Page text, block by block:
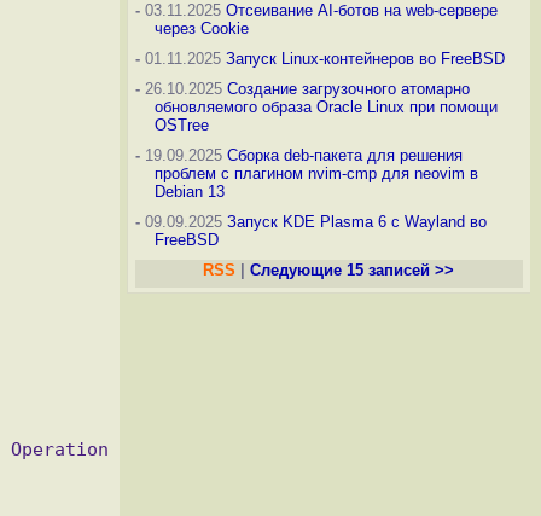
-03.11.2025 Отсеивание AI-ботов на web-сервере
через Cookie
-01.11.2025 Запуск Linux-контейнеров во FreeBSD
-26.10.2025 Создание загрузочного атомарно
обновляемого образа Oracle Linux при помощи
OSTree
-19.09.2025 Сборка deb-пакета для решения
проблем с плагином nvim-cmp для neovim в
Debian 13
-09.09.2025 Запуск KDE Plasma 6 с Wayland во
FreeBSD
RSS
Следующие 15 записей >>